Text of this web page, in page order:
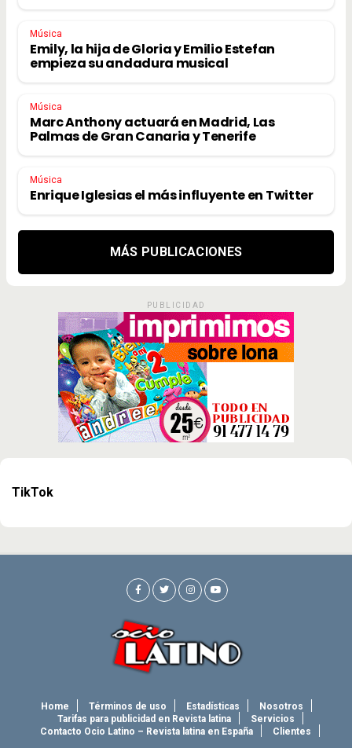
Música
Emily, la hija de Gloria y Emilio Estefan
empieza su andadura musical
Música
Marc Anthony actuará en Madrid, Las
Palmas de Gran Canaria y Tenerife
Música
Enrique Iglesias el más influyente en Twitter
MÁS PUBLICACIONES
PUBLICIDAD
TikTok
Home Términos de uso Estadísticas
Nosotros
Tarifas para publicidad en Revista latina
Servicios
Contacto Ocio Latino – Revista latina en España
Clientes